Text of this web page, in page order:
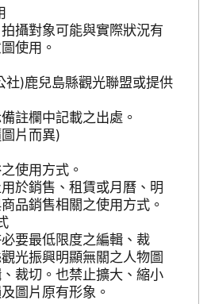
攝對象可能與實際狀況有
使用。
社)鹿兒島縣觀光聯盟或提供
註欄中記載之出處。
片而異)
使用方式。
於銷售、租賃或月曆、明
品銷售相關之使用方式。
要最低限度之編輯、裁
光振興明顯無關之人物圖
裁切。也禁止擴大、縮小
圖片原有形象。